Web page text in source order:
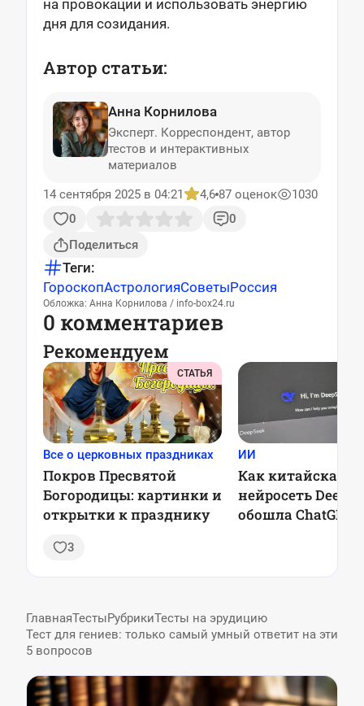
на провокации и использовать энергию
дня для созидания.
Автор статьи:
Анна Корнилова
Эксперт. Корреспондент, автор
тестов и интерактивных
материалов
14 сентября 2025 в 04:21
4,6 87 оценок
1030
0
0
Поделиться
Теги:
ГороскопАстрологияСоветыРоссия
Обложка: Анна Корнилова / info-box24.ru
0 комментариев
Рекомендуем
СТАТЬЯ
Все о церковных праздниках
Покров Пресвятой
Богородицы: картинки и
открытки к празднику
3
ИИ
Как китайская
нейросеть
обошла ChatGPT
ГлавнаяТестыРубрикиТесты на эрудицию
Тест для гениев: только самый умный ответит на эти
5 вопросов